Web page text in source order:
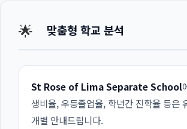
🌟 맞춤형 학교 분석
St Rose of Lima Separate School
생비율, 우등졸업율, 학년간 진학율 등은
개별 안내드립니다.